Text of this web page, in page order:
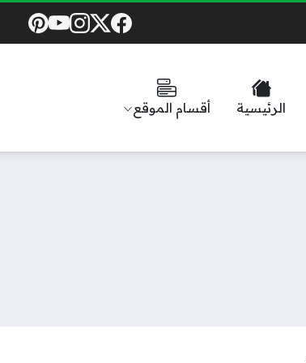
Social Links
الرئيسية أقسام الموقع